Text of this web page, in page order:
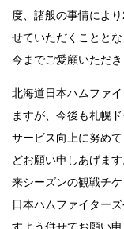
度、諸般の事情によ
せていただくこととな
今までご愛顧いただ
北海道日本ハムファ
ますが、今後も札幌
サービス向上に努め
どお願い申しあげます
来シーズンの観戦チ
日本ハムファイター